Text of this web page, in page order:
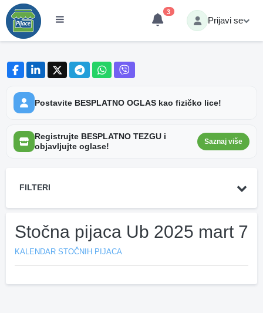
3
Prijavi se
Postavite BESPLATNO OGLAS kao fizičko lice!
Registrujte BESPLATNO TEZGU i
objavljujte oglase!
Saznaj više
FILTERI
Stočna pijaca Ub 2025 mart 7
KALENDAR STOČNIH PIJACA